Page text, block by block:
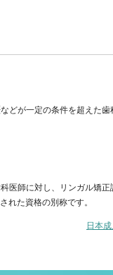
どが一定の条件を超えた
医師に対し、リンガル矯
れた資格の別称です。
日本